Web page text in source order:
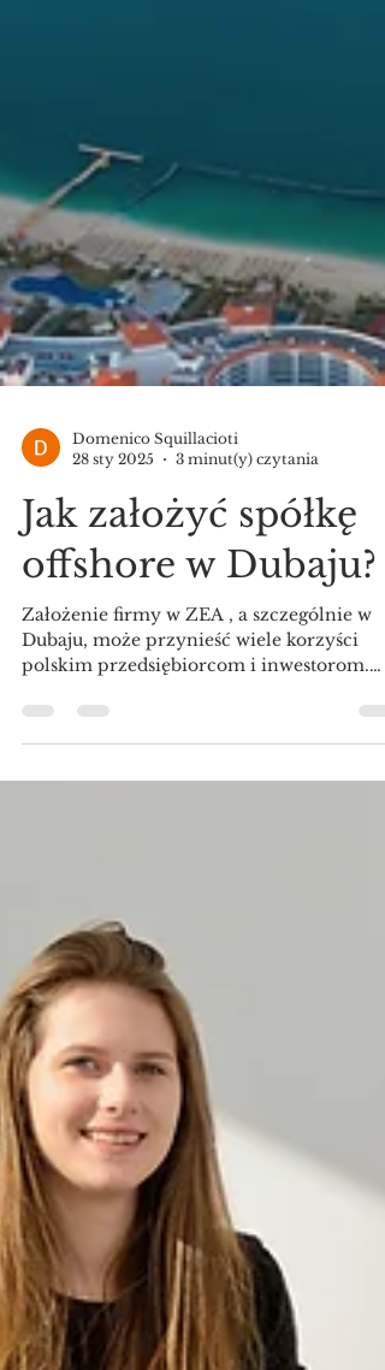
Domenico Squillacioti
28 sty 2025
3 minut(y) czytania
Jak założyć spółkę
offshore w Dubaju?
Założenie firmy w ZEA , a szczególnie w
polskim przedsiębiorcom i inwestorom.
Dubaj jest znany z...